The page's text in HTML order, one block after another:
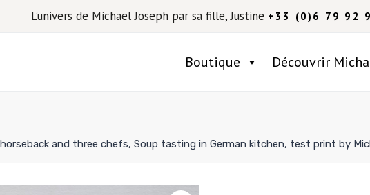
L’univers de Michael Joseph par sa fille, Justine +33 (0)6 79 92
Boutique Découvrir
and three chefs, Soup tasting in German kitchen, test print by